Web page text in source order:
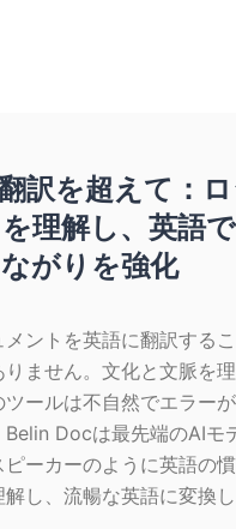
訳を超えて：
理解し、英語
がりを強化
メントを英語に翻訳する
ません。文化と文脈を
ールは不自然でエラー
Docは最先端のAIモ
ピーカーのように英語の
し、流暢な英語に変換し